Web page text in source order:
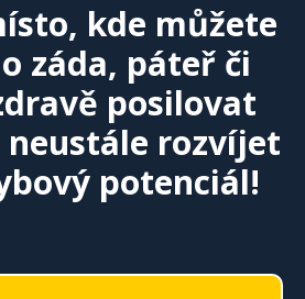
kde můžete
záda, páteř či
posilovat
neustále rozvíjet
potenciál!